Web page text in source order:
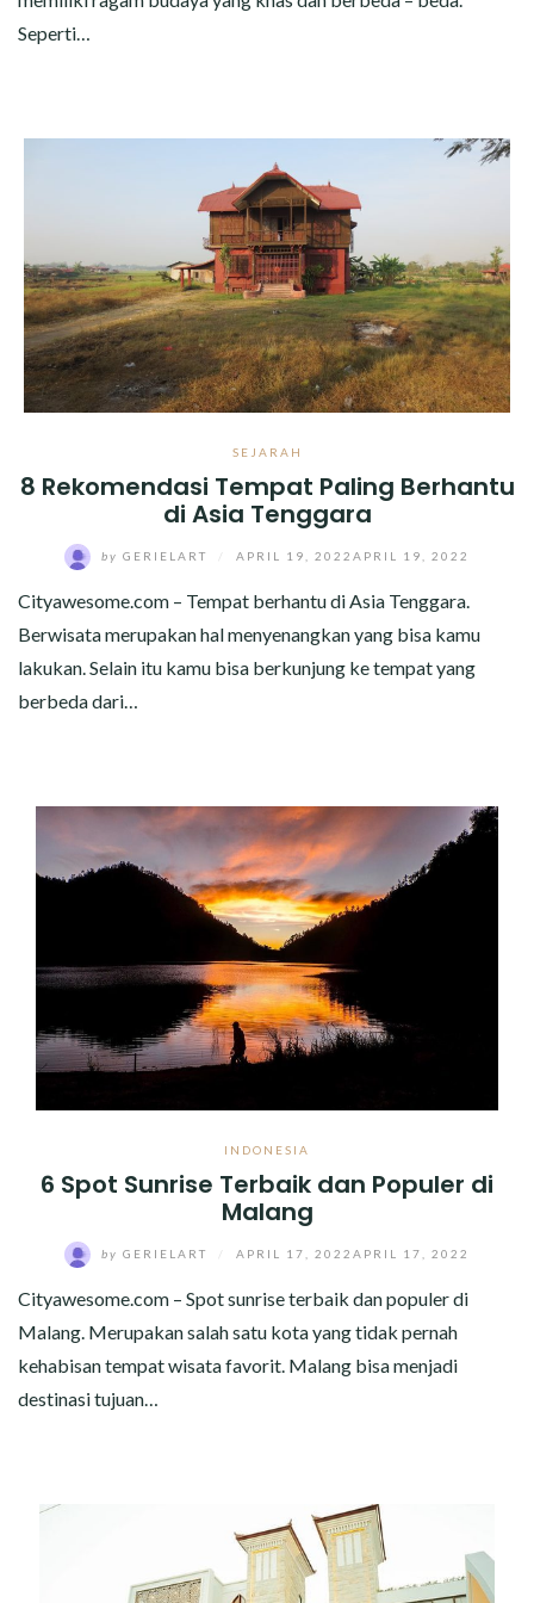
Seperti…
SEJARAH
8 Rekomendasi Tempat Paling Berhantu
di Asia Tenggara
by GERIELART APRIL 19, 2022 APRIL 19, 2022
Cityawesome.com – Tempat berhantu di Asia Tenggara.
Berwisata merupakan hal menyenangkan yang bisa kamu
lakukan. Selain itu kamu bisa berkunjung ke tempat yang
berbeda dari…
INDONESIA
6 Spot Sunrise Terbaik dan Populer di
Malang
by GERIELART APRIL 17, 2022 APRIL 17, 2022
Cityawesome.com – Spot sunrise terbaik dan populer di
Malang. Merupakan salah satu kota yang tidak pernah
kehabisan tempat wisata favorit. Malang bisa menjadi
destinasi tujuan…